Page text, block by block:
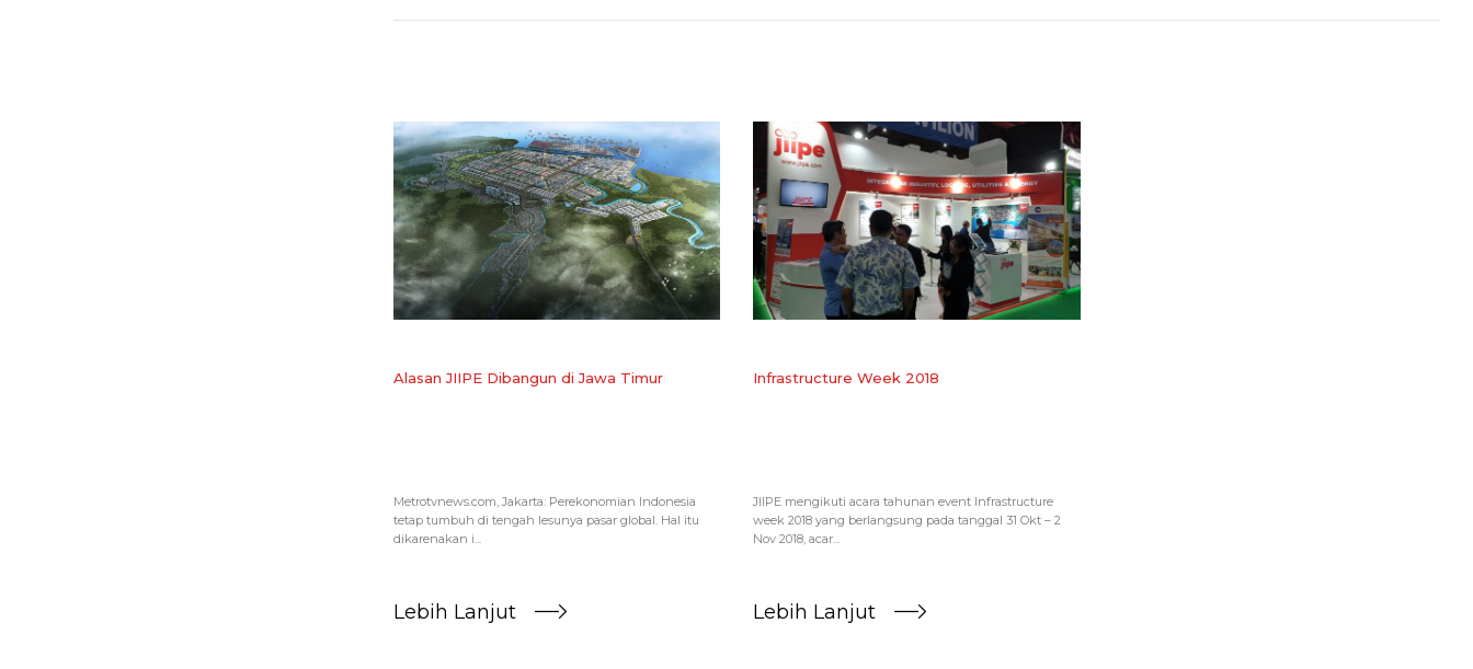
Alasan JIIPE Dibangun di Jawa Timur
Metrotvnews.com, Jakarta: Perekonomian Indonesia
tetap tumbuh di tengah lesunya pasar global. Hal itu
dikarenakan i...
Lebih Lanjut
Infrastructure Week 2018
JIIPE mengikuti acara tahunan event Infrastructure
week 2018 yang berlangsung pada tanggal 31 Okt – 2
Nov 2018, acar...
Lebih Lanjut